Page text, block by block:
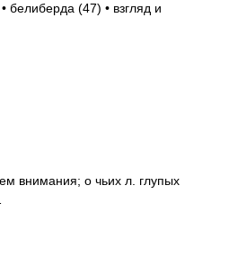
(47) • взгляд и
внимания; о чьих л. глупых